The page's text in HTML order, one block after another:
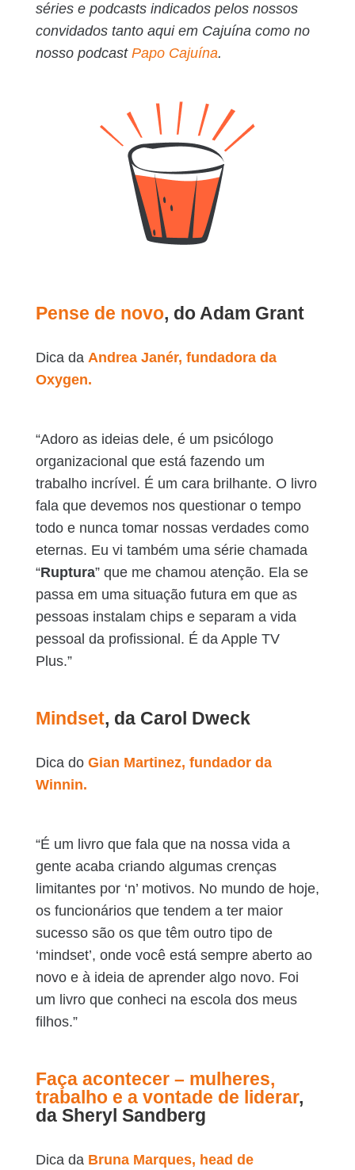
séries e podcasts indicados pelos nossos
convidados tanto aqui em Cajuína como no
nosso podcast Papo Cajuína.
Pense de novo, do Adam Grant
Dica da Andrea Janér, fundadora da
Oxygen.
“Adoro as ideias dele, é um psicólogo
organizacional que está fazendo um
trabalho incrível. É um cara brilhante. O livro
fala que devemos nos questionar o tempo
todo e nunca tomar nossas verdades como
eternas. Eu vi também uma série chamada
“Ruptura” que me chamou atenção. Ela se
passa em uma situação futura em que as
pessoas instalam chips e separam a vida
pessoal da profissional. É da Apple TV
Plus.”
Mindset, da Carol Dweck
Dica do Gian Martinez, fundador da
Winnin.
“É um livro que fala que na nossa vida a
gente acaba criando algumas crenças
limitantes por ‘n’ motivos. No mundo de hoje,
os funcionários que tendem a ter maior
sucesso são os que têm outro tipo de
‘mindset’, onde você está sempre aberto ao
novo e à ideia de aprender algo novo. Foi
um livro que conheci na escola dos meus
filhos.”
Faça acontecer – mulheres,
trabalho e a vontade de liderar,
da Sheryl Sandberg
Dica da Bruna Marques, head de